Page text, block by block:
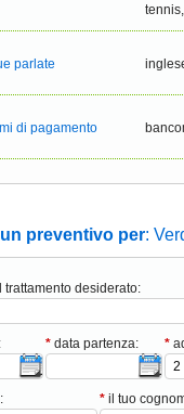
parlate
di pagamento
preventivo per:
desiderato:
*data partenza: *
*il tuo